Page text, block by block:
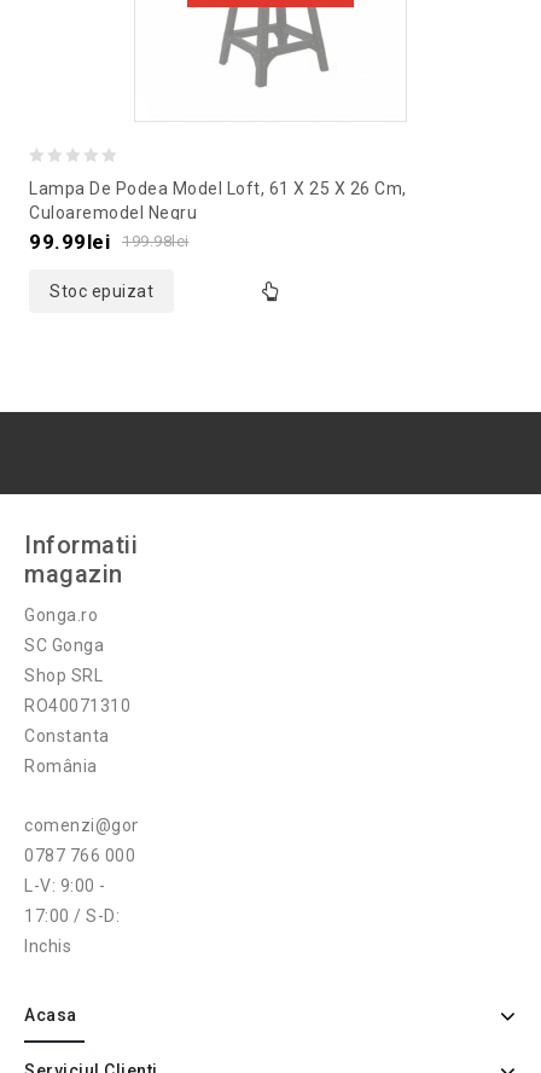
out
of
Lampa De Podea Model Loft, 61 X 25 X 26 Cm,
Culoaremodel Negru
199.98lei
99.99lei
Stoc epuizat
Informatii
magazin
Gonga.ro
SC Gonga
Shop SRL
RO40071310
Constanta
România
comenzi@gonga.ro
0787 766 000
L-V: 9:00 -
17:00 / S-D:
Inchis
Acasa